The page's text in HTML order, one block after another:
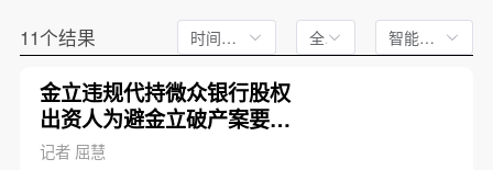
11个结果 时间不限 全文 智能排序
金立违规代持微众银行股权
出资人为避金立破产案要求
取回
记者 屈慧